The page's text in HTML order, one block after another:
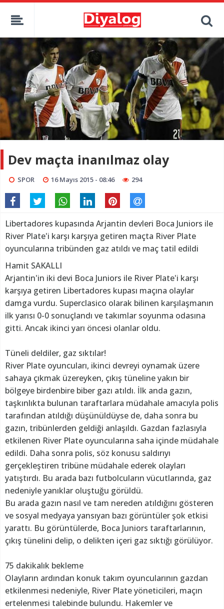
Dev maçta inanılmaz olay
SPOR 16 Mayıs 2015 - 08:46 294
Libertadores kupasında Arjantin devleri Boca Juniors ile
River Plate'i karşı karşıya getiren maçta River Plate
oyuncularına tribünden gaz atıldı ve maç tatil edildi
Hamit SAKALLI
Arjantin'in iki devi Boca Juniors ile River Plate'i karşı
karşıya getiren Libertadores kupası maçına olaylar
damga vurdu. Superclasico olarak bilinen karşılaşmanın
ilk yarısı 0-0 sonuçlandı ve takımlar soyunma odasına
gitti. Ancak ikinci yarı öncesi olanlar oldu.
Tüneli deldiler, gaz sıktılar!
River Plate oyuncuları, ikinci devreyi oynamak üzere
sahaya çıkmak üzereyken, çıkış tüneline yakın bir
bölgeye birdenbire biber gazı atıldı. İlk anda gazın,
taşkınlıkta bulunan taraftarlara müdahale amacıyla polis
tarafından atıldığı düşünüldüyse de, daha sonra bu
gazın, tribünlerden geldiği anlaşıldı. Gazdan fazlasıyla
etkilenen River Plate oyuncularına saha içinde müdahale
edildi. Daha sonra polis, söz konusu saldırıyı
gerçekleştiren tribüne müdahale ederek olayları
yatıştırdı. Bu arada bazı futbolcuların vücutlarında, gaz
nedeniyle yanıklar oluştuğu görüldü.
Bu arada gazın nasıl ve tam nereden atıldığını gösteren
ve sosyal medyaya yansıyan bazı görüntüler şok etkisi
yarattı. Bu görüntülerde, Boca Juniors taraftarlarının,
çıkış tünelini delip, o delikten içeri gaz sıktığı görülüyor.
75 dakikalık bekleme
Olayların ardından konuk takım oyuncularının gazdan
etkilenmesi nedeniyle, River Plate yöneticileri, maçın
ertelenmesi talebinde bulundu. Hakemler ve